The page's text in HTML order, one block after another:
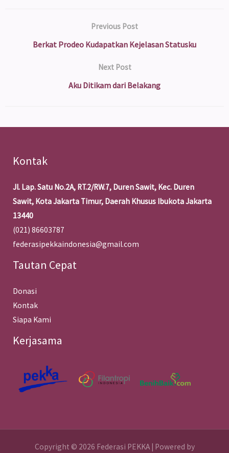
Previous Post
Berkat Prodeo Kudapatkan Kejelasan Statusku
Next Post
Aku Ditikam dari Belakang
Kontak
Jl. Lap. Satu No.2A, RT.2/RW.7, Duren Sawit, Kec. Duren
Sawit, Kota Jakarta Timur, Daerah Khusus Ibukota Jakarta
13440
(021) 86603787
federasipekkaindonesia@gmail.com
Tautan Cepat
Donasi
Kontak
Siapa Kami
Kerjasama
Copyright © 2026 Federasi PEKKA | Powered by